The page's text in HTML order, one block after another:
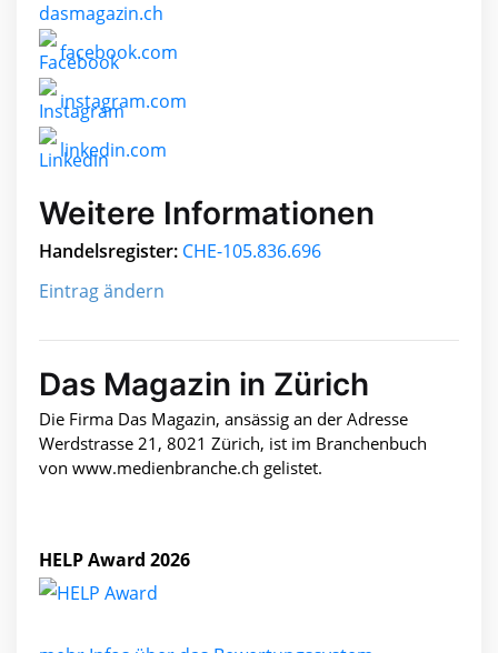
dasmagazin.ch
facebook.com
instagram.com
linkedin.com
Weitere Informationen
Handelsregister: CHE-105.836.696
Eintrag ändern
Das Magazin in Zürich
Die Firma Das Magazin, ansässig an der Adresse
Werdstrasse 21, 8021 Zürich, ist im Branchenbuch
von www.medienbranche.ch gelistet.
HELP Award 2026